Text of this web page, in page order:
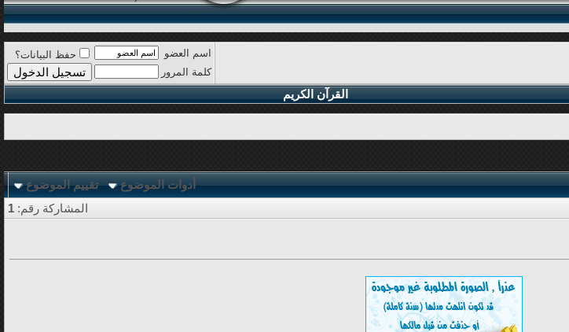
اسم العضو
حفظ البيانات؟
كلمة المرور
القرآن الكريم
أدوات الموضوع
تقييم الموضوع
المشاركة رقم: 1